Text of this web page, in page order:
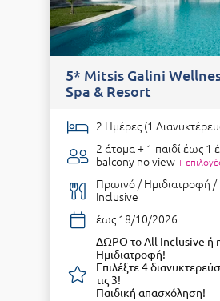
5* Mitsis Galini
Spa & Resort
2 Ημέρες (1
2 άτομα + 1 παιδί έως 1
balcony no view+
Πρωινό / Ημιδιατροφή
Inclusive
έως 18/10/2026
ΔΩΡΟ το All Inclusive ή
Ημιδιατροφή!
Επιλέξτε 4
τις 3!
Παιδική απασχόληση!